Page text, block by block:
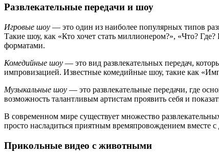
Развлекательные передачи и шоу
Игровые шоу — это один из наиболее популярных типов
Такие шоу, как «Кто хочет стать миллионером?», «Что?
форматами.
Комедийные шоу — это вид развлекательных передач,
импровизацией. Известные комедийные шоу, такие как
Музыкальные шоу — это развлекательные передачи, где
возможность талантливым артистам проявить себя и
В современном мире существует множество
просто насладиться приятным времяпровождением вместе с
Прикольные видео с животными